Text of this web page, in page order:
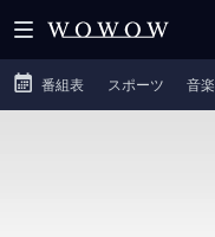
番組表 スポーツ 音楽